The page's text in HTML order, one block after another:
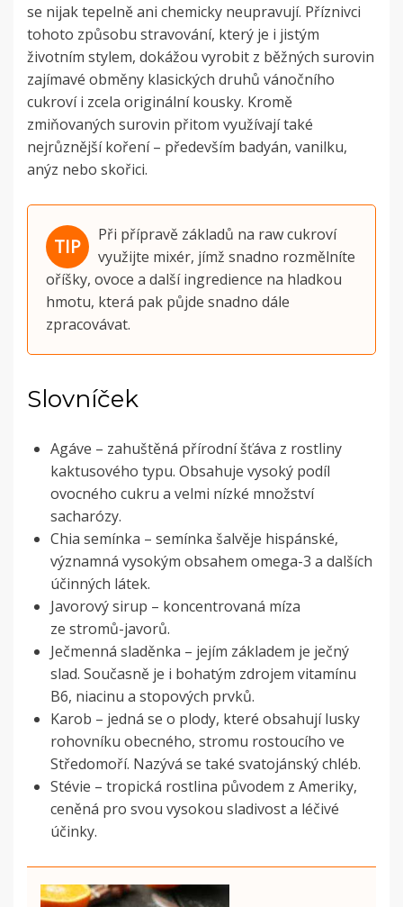
se nijak tepelně ani chemicky neupravují. Příznivci
tohoto způsobu stravování, který je i jistým
životním stylem, dokážou vyrobit z běžných surovin
zajímavé obměny klasických druhů vánočního
cukroví i zcela originální kousky. Kromě
zmiňovaných surovin přitom využívají také
nejrůznější koření – především badyán, vanilku,
anýz nebo skořici.
Při přípravě základů na raw cukroví
využijte mixér, jímž snadno rozmělníte
oříšky, ovoce a další ingredience na hladkou
hmotu, která pak půjde snadno dále
zpracovávat.
Slovníček
Agáve – zahuštěná přírodní šťáva z rostliny
kaktusového typu. Obsahuje vysoký podíl
ovocného cukru a velmi nízké množství
sacharózy.
Chia semínka – semínka šalvěje hispánské,
významná vysokým obsahem omega-3 a dalších
účinných látek.
Javorový sirup – koncentrovaná míza
ze stromů-javorů.
Ječmenná sladěnka – jejím základem je ječný
slad. Současně je i bohatým zdrojem vitamínu
B6, niacinu a stopových prvků.
Karob – jedná se o plody, které obsahují lusky
rohovníku obecného, stromu rostoucího ve
Středomoří. Nazývá se také svatojánský chléb.
Stévie – tropická rostlina původem z Ameriky,
ceněná pro svou vysokou sladivost a léčivé
účinky.